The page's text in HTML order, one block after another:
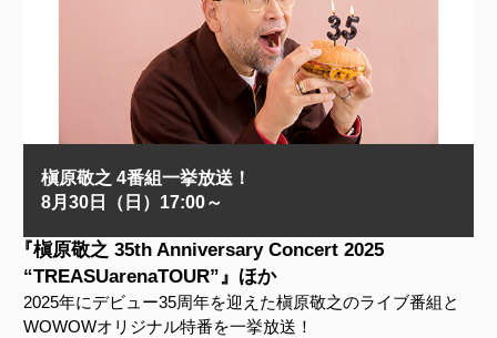
槇原敬之 4番組一挙放送！
8月30日（日）17:00～
『槇原敬之 35th Anniversary Concert 2025
“TREASUarenaTOUR”』ほか
2025年にデビュー35周年を迎えた槇原敬之のライブ番組と
WOWOWオリジナル特番を一挙放送！